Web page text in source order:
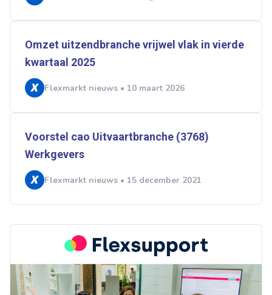
Omzet uitzendbranche vrijwel vlak in vierde
kwartaal 2025
Flexmarkt nieuws • 10 maart 2026
Voorstel cao Uitvaartbranche (3768)
Werkgevers
Flexmarkt nieuws • 15 december 2021